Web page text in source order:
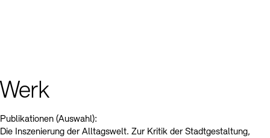
Werk
Publikationen (Auswahl):
Die Inszenierung der Alltagswelt. Zur Kritik der Stadtgestaltung,